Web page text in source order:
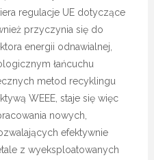
regulacje UE dotyczące
przyczynia się do
energii odnawialnej,
łańcuchu
metod recyklingu
WEEE, staje się więc
nowych,
efektywnie
z wyeksploatowanych